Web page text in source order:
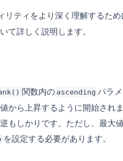
リティをより深く理解するた
て詳しく説明します。
関数内の ascending パラ
から上昇するように開始され
もしかりです。ただし、最大
を設定する必要があります。